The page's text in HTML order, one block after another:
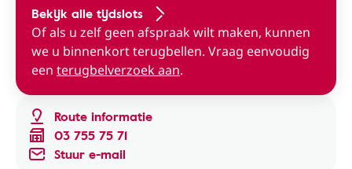
Route informatie
03 755 75 71
Stuur e-mail
Bekijk alle tijdslots
Of als u zelf geen afspraak wilt maken, kunnen
we u binnenkort terugbellen. Vraag eenvoudig
een terugbelverzoek aan.